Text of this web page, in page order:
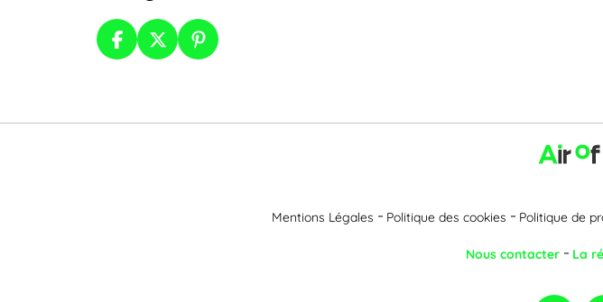
Mentions Légales Politique des cookies Politique de
Nous contacter La